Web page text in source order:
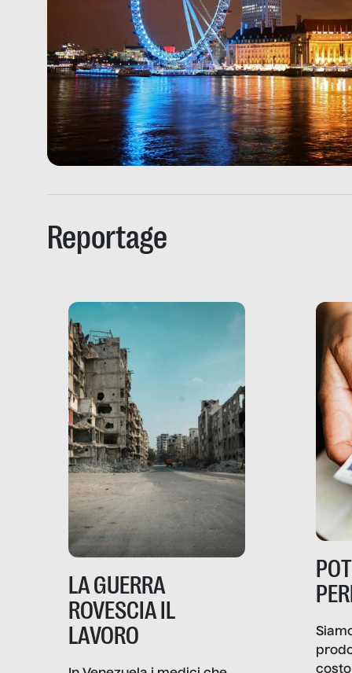
Reportage
LA GUERRA
ROVESCIA IL
LAVORO